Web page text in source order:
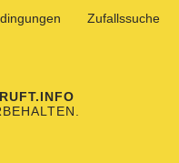
Zufallssuche